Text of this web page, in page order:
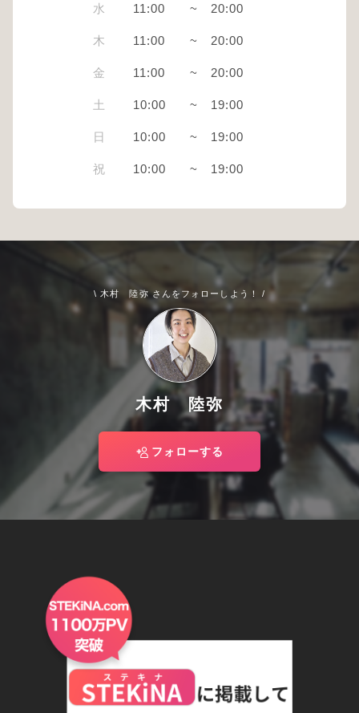
水 11:00 ~ 20:00
木 11:00 ~ 20:00
金 11:00 ~ 20:00
土 10:00 ~ 19:00
日 10:00 ~ 19:00
祝 10:00 ~ 19:00
\ 木村 陸弥 さんをフォローしよう！ /
木村 陸弥
フォローする